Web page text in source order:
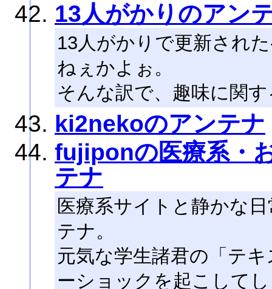
13人がかりのアン
13人がかりで更新され
ねぇかよぉ。
そんな訳で、趣味に関
ki2nekoのアンテナ
fujiponの医療系・
テナ
医療系サイトと静かな
テナ。
元気な学生諸君の「テ
ーショックを起こして